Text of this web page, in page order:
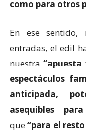
como para otros
En ese sentido,
entradas, el edil
nuestra
espectáculos
anticipada,
asequibles
que“para el